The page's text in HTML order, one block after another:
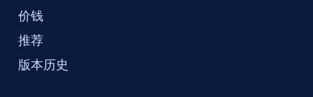
价钱
推荐
版本历史